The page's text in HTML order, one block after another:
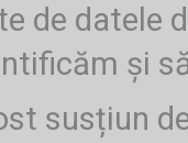
de datele
și
susțiun